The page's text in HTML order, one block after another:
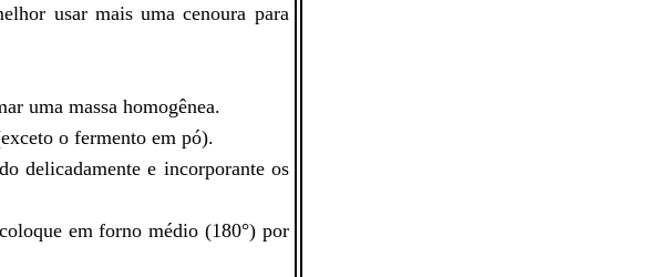
usar mais uma cenoura para
uma massa homogênea.
o fermento em pó).
delicadamente e incorporante os
em forno médio (180°) por